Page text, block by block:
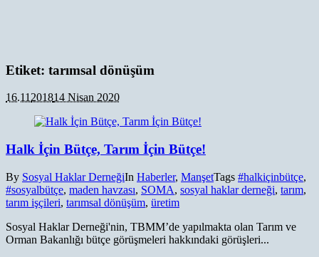
Etiket: tarımsal dönüşüm
16.11201814 Nisan 2020
Halk İçin Bütçe, Tarım İçin Bütçe!
By Sosyal Haklar DerneğiIn Haberler, ManşetTags #halkiçinbütçe,
#sosyalbütçe, maden havzası, SOMA, sosyal haklar derneği, tarım,
tarım işçileri, tarımsal dönüşüm, üretim
Sosyal Haklar Derneği'nin, TBMM’de yapılmakta olan Tarım ve
Orman Bakanlığı bütçe görüşmeleri hakkındaki görüşleri...